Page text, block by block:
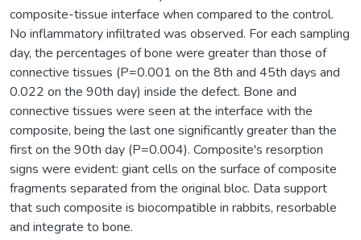
composite-tissue interface when compared to the control.
No inflammatory infiltrated was observed. For each sampling
day, the percentages of bone were greater than those of
connective tissues (P=0.001 on the 8th and 45th days and
0.022 on the 90th day) inside the defect. Bone and
connective tissues were seen at the interface with the
composite, being the last one significantly greater than the
first on the 90th day (P=0.004). Composite's resorption
signs were evident: giant cells on the surface of composite
fragments separated from the original bloc. Data support
that such composite is biocompatible in rabbits, resorbable
and integrate to bone.